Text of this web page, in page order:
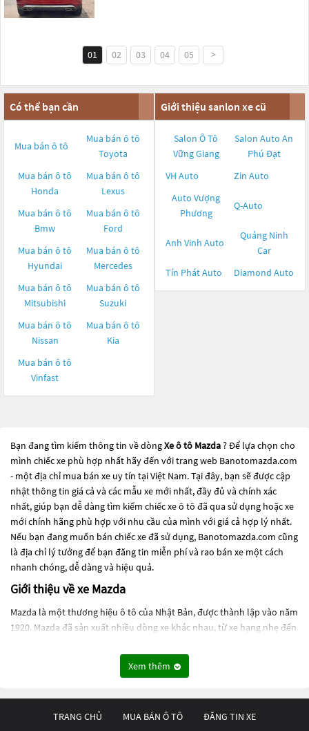
01 02 03 04 05 >
Có thể bạn cần
Mua bán ô tô
Mua bán ô tô
Toyota
Mua bán ô tô
Honda
Mua bán ô tô
Lexus
Mua bán ô tô
Bmw
Mua bán ô tô
Ford
Mua bán ô tô
Hyundai
Mua bán ô tô
Mercedes
Mua bán ô tô
Mitsubishi
Mua bán ô tô
Suzuki
Mua bán ô tô
Nissan
Mua bán ô tô
Kia
Mua bán ô tô
Vinfast
Giới thiệu sanlon xe cũ
Salon Ô Tô
Vững Giang
Salon Auto An
Phú Đạt
VH Auto
Zin Auto
Auto Vượng
Phương
Q-Auto
Anh Vinh Auto
Quảng Ninh
Car
Tín Phát Auto
Diamond Auto
Bạn đang tìm kiếm thông tin về dòngXe ô tô Mazda? Để lựa chọn cho
mình chiếc xe phù hợp nhất hãy đến với trang web Banotomazda.com
- một địa chỉ mua bán xe uy tín tại Việt Nam. Tại đây, bạn sẽ được cập
nhật thông tin giá cả và các mẫu xe mới nhất, đầy đủ và chính xác
nhất, giúp bạn dễ dàng tìm kiếm chiếc xe ô tô đã qua sử dụng hoặc xe
mới chính hãng phù hợp với nhu cầu của mình với giá cả hợp lý nhất.
Nếu bạn đang muốn bán chiếc xe đã sử dụng, Banotomazda.com cũng
là địa chỉ lý tưởng để bạn đăng tin miễn phí và rao bán xe một cách
nhanh chóng, dễ dàng và hiệu quả.
Giới thiệu về xe Mazda
Mazda là một thương hiệu ô tô của Nhật Bản, được thành lập vào năm
1920. Mazda đã sản xuất nhiều dòng xe khác nhau, từ xe hạng nhẹ đến
Mazda có những dòng xe như:
- Mazda2 (hay còn gọi là Demio ở một số thị trường) là mẫu xe
hatchback hạng nhỏ được sản xuất từ năm 1996. Xe được đánh giá là
Xem thêm
TRANG CHỦ MUA BÁN Ô TÔ ĐĂNG TIN XE